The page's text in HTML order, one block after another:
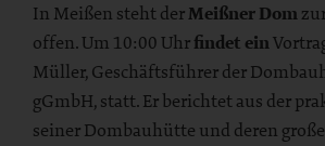
In Meißen steht derMeißner Dom
offen. Um 10:00 Uhrfindet ein
Müller, Geschäftsführer der
gGmbH, statt. Er berichtet aus der
seiner Dombauhütte und deren